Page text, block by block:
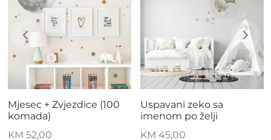
Mjesec + Zvjezdice (100
komada)
KM 52,00
Uspavani zeko sa
imenom po želji
KM 45,00